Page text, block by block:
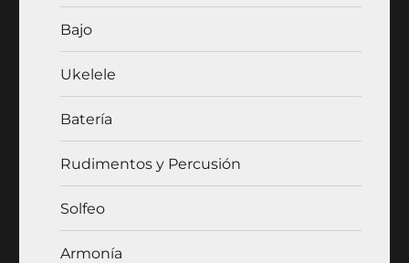
Bajo
Ukelele
Batería
Rudimentos y Percusión
Solfeo
Armonía